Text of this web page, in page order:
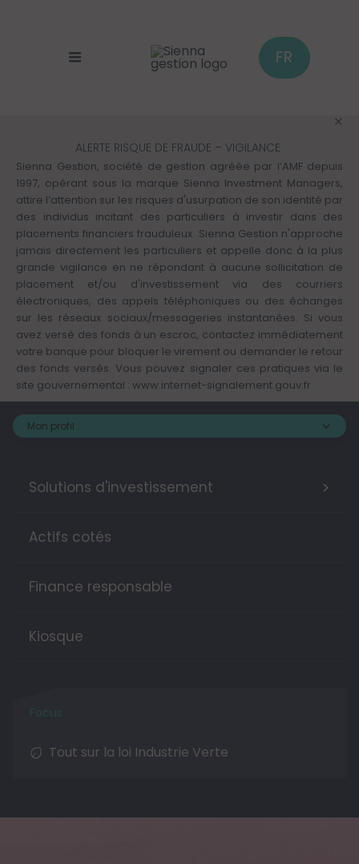
FR
ALERTE RISQUE DE FRAUDE – VIGILANCE
Sienna Gestion, société de gestion agréée par l’AMF depuis
1997, opérant sous la marque Sienna Investment Managers,
attire l’attention sur les risques d'usurpation de son identité par
des individus incitant des particuliers à investir dans des
placements financiers frauduleux. Sienna Gestion n'approche
jamais directement les particuliers et appelle donc à la plus
grande vigilance en ne répondant à aucune sollicitation de
placement et/ou d'investissement via des courriers
électroniques, des appels téléphoniques ou des échanges
sur les réseaux sociaux/messageries instantanées. Si vous
avez versé des fonds à un escroc, contactez immédiatement
votre banque pour bloquer le virement ou demander le retour
des fonds versés. Vous pouvez signaler ces pratiques via le
site gouvernemental : www.internet-signalement.gouv.fr
Mon profil :
Solutions d'investissement >
Actifs cotés
Finance responsable
Kiosque
Tout sur la loi Industrie Verte